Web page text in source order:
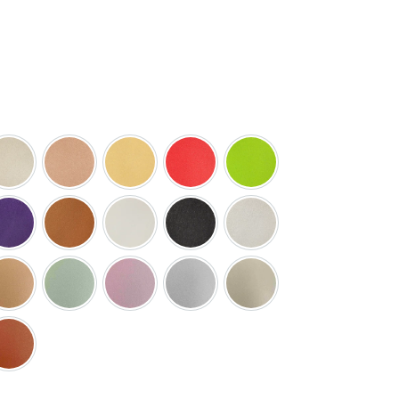
0150
Perlagio e 0162Perlagio e 0336Perlagio e 0442Perlagio e 0565Perlagio e 0942
1505
Perlagio e 1529Perlagio e 4004Perlagio e 4007Perlagio e 4190Perlagio e 5001
Y40R
Perlagio S0540-Y50RPerlagio S1020-G10YPerlagio S1020-R40BPerlagio S2005-R80BPerlagio S2010-Y40R
G60Y
Perlagio S3560-Y60R